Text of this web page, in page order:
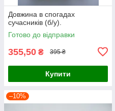
Довжина в спогадах
сучасників (б/у).
Готово до відправки
355,50 ₴ 395 ₴
Купити
–10%